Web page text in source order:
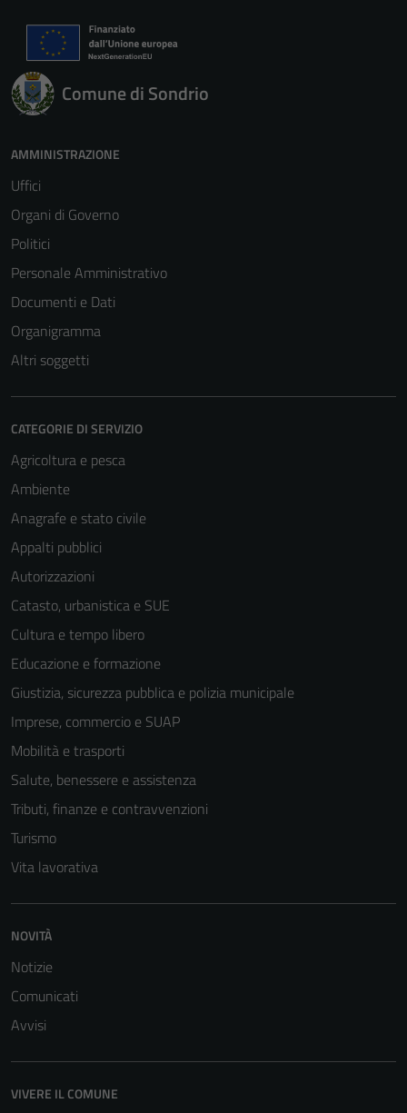
Comune di Sondrio
AMMINISTRAZIONE
Uffici
Organi di Governo
Politici
Personale Amministrativo
Documenti e Dati
Organigramma
Altri soggetti
CATEGORIE DI SERVIZIO
Agricoltura e pesca
Ambiente
Anagrafe e stato civile
Appalti pubblici
Autorizzazioni
Catasto, urbanistica e SUE
Cultura e tempo libero
Educazione e formazione
Giustizia, sicurezza pubblica e polizia municipale
Imprese, commercio e SUAP
Mobilità e trasporti
Salute, benessere e assistenza
Tributi, finanze e contravvenzioni
Turismo
Vita lavorativa
NOVITÀ
Notizie
Comunicati
Avvisi
VIVERE IL COMUNE